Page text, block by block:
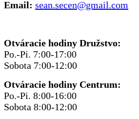
Email: sean.secen@gmail.com
Otváracie hodiny Družstvo:
Po.-Pi. 7:00-17:00
Sobota 7:00-12:00
Otváracie hodiny Centrum:
Po.-Pi. 8:00-16:00
Sobota 8:00-12:00